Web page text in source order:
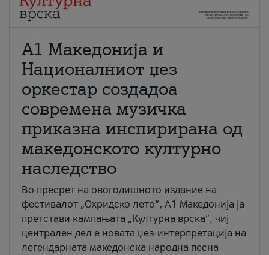
А1 Македонија и
Националниот џез
оркестар создадоа
современа музичка
приказна инспирирана од
македонското културно
наследство
Во пресрет на овогодишното издание на
фестивалот „Охридско лето“, А1 Македонија ја
претстави кампањата „Културна врска“, чиј
централен дел е новата џез-интерпретација на
легендарната македонска народна песна